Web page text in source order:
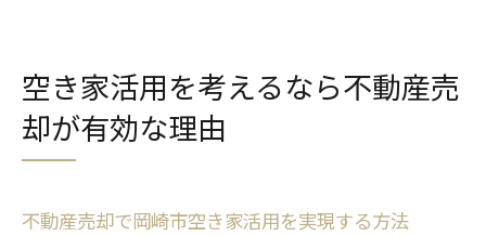
まとめ
空き家の管理と不動産売却のリスク回避法
不動産売却で抑える岡崎市空き家管理リス
岡崎市空き家管理と不動産売却の優先ポイ
空き家活用を考えるなら不動産売
却が有効な理由
不動産売却で岡崎市空き家活用を実現する方法